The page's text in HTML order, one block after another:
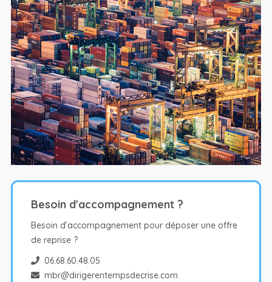
Besoin d'accompagnement ?
Besoin d’accompagnement pour déposer une offre
de reprise ?
06.68.60.48.05
mbr@dirigerentempsdecrise.com